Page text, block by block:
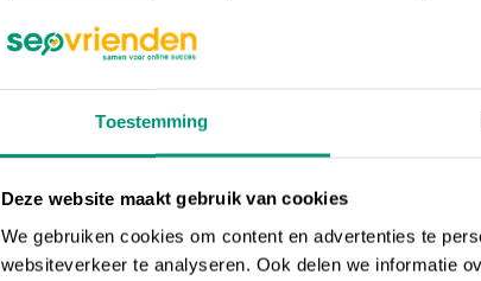
Toestemming
Deze website maakt gebruik van cookies
We gebruiken cookies om content en advertenties te
websiteverkeer te analyseren. Ook delen we informatie